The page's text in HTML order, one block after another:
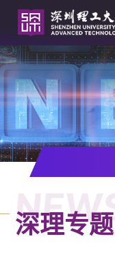
NEWS
深理专题